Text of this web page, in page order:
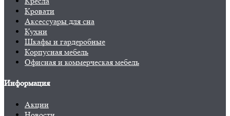
Кровати
Аксессуары для сна
Кухни
Шкафы и гардеробные
Корпусная мебель
Офисная и коммерческая мебель
Информация
Акции